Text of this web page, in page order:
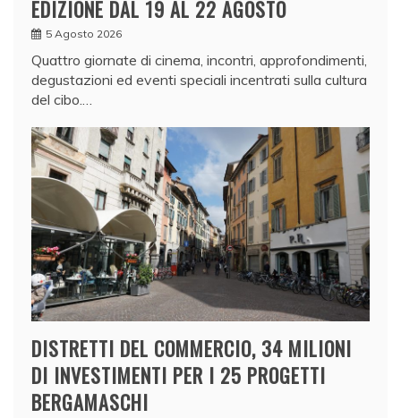
EDIZIONE DAL 19 AL 22 AGOSTO
5 Agosto 2026
Quattro giornate di cinema, incontri, approfondimenti,
degustazioni ed eventi speciali incentrati sulla cultura
del cibo.…
DISTRETTI DEL COMMERCIO, 34 MILIONI
DI INVESTIMENTI PER I 25 PROGETTI
BERGAMASCHI